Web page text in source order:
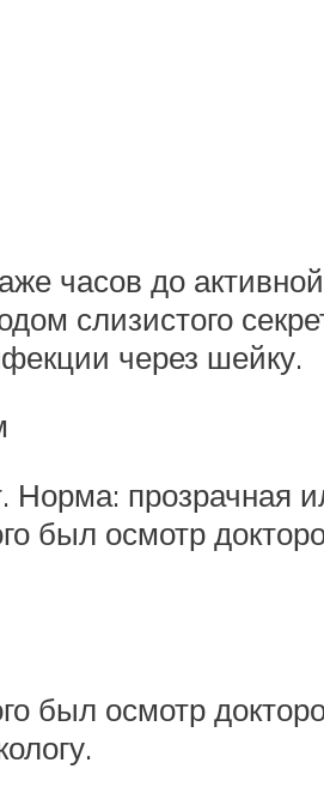
часов до
слизистого
через шейку.
прозрачная
был осмотр
был осмотр